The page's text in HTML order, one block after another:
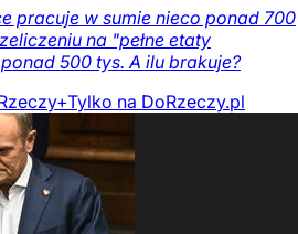
pracuje w sumie nieco ponad 700
na "pełne etaty
500 tys. A ilu brakuje?
Tylko na DoRzeczy.pl